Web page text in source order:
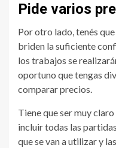
Pide varios
Por otro lado, tenés
briden la suficiente
los trabajos se
oportuno que tengas
comparar precios.
Tiene que ser muy claro
incluir todas las
que se van a utilizar y